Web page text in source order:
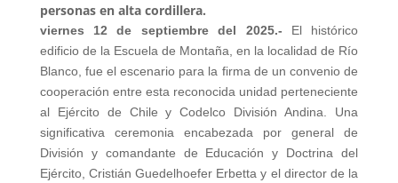
personas en alta cordillera.
viernes 12 de septiembre del 2025.- El histórico
edificio de la Escuela de Montaña, en la localidad de Río
Blanco, fue el escenario para la firma de un convenio de
cooperación entre esta reconocida unidad perteneciente
al Ejército de Chile y Codelco División Andina. Una
significativa ceremonia encabezada por general de
División y comandante de Educación y Doctrina del
Ejército, Cristián Guedelhoefer Erbetta y el director de la